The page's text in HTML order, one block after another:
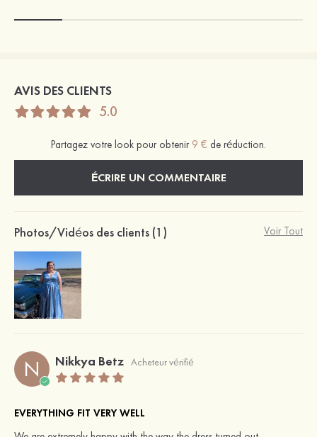
AVIS DES CLIENTS
5.0
Partagez votre look pour obtenir 9 € de réduction.
ÉCRIRE UN COMMENTAIRE
Photos/Vidéos des clients (1) Voir Tout
N Nikkya Betz Acheteur vérifié
EVERYTHING FIT VERY WELL